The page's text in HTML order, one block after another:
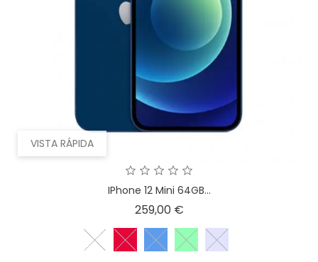
VISTA RÁPIDA
IPhone 12 Mini 64GB...
259,00 €Precio